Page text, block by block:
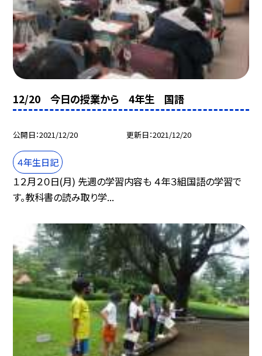
12/20 今日の授業から 4年生 国語
公開日 2021/12/20 更新日 2021/12/20
４年生日記
１２月２０日(月) 先週の学習内容も ４年３組国語の学習で
す。教科書の読み取り学...